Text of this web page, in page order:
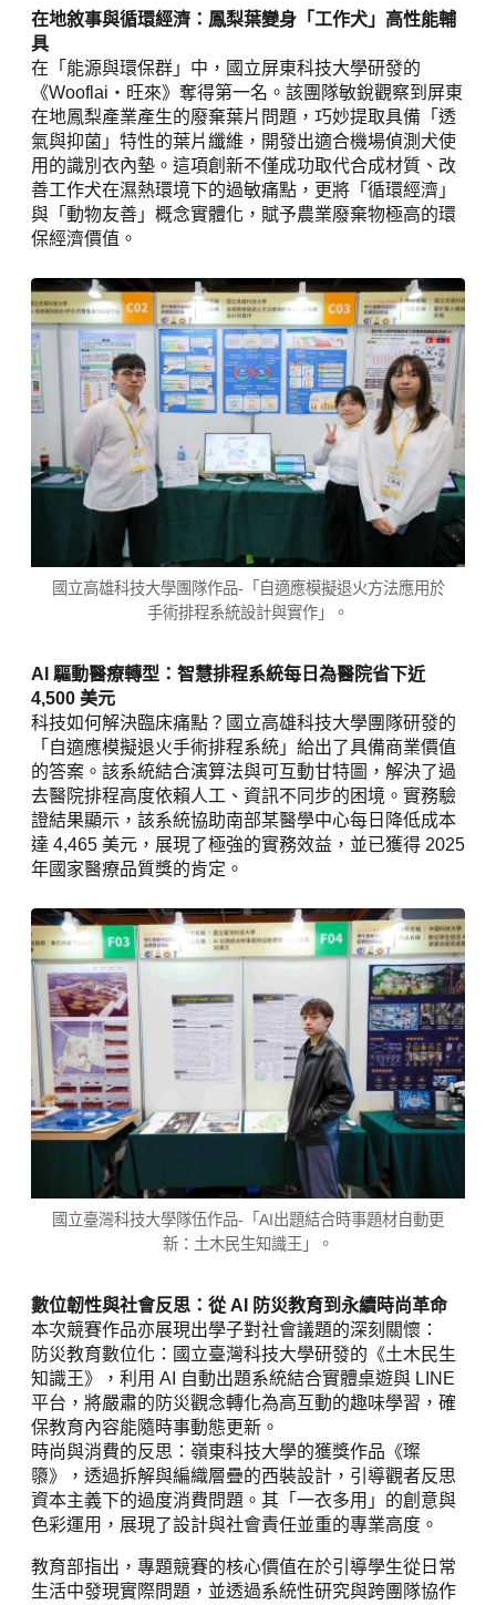
在地敘事與循環經濟：鳳梨葉變身「工作犬」高性能輔
具
在「能源與環保群」中，國立屏東科技大學研發的
《Wooflai・旺來》奪得第一名。該團隊敏銳觀察到屏東
在地鳳梨產業產生的廢棄葉片問題，巧妙提取具備「透
氣與抑菌」特性的葉片纖維，開發出適合機場偵測犬使
用的識別衣內墊。這項創新不僅成功取代合成材質、改
善工作犬在濕熱環境下的過敏痛點，更將「循環經濟」
與「動物友善」概念實體化，賦予農業廢棄物極高的環
保經濟價值。
國立高雄科技大學團隊作品-「自適應模擬退火方法應用於
手術排程系統設計與實作」。
AI 驅動醫療轉型：智慧排程系統每日為醫院省下近
4,500 美元
科技如何解決臨床痛點？國立高雄科技大學團隊研發的
「自適應模擬退火手術排程系統」給出了具備商業價值
的答案。該系統結合演算法與可互動甘特圖，解決了過
去醫院排程高度依賴人工、資訊不同步的困境。實務驗
證結果顯示，該系統協助南部某醫學中心每日降低成本
達 4,465 美元，展現了極強的實務效益，並已獲得 2025
年國家醫療品質獎的肯定。
國立臺灣科技大學隊伍作品-「AI出題結合時事題材自動更
新：土木民生知識王」。
數位韌性與社會反思：從 AI 防災教育到永續時尚革命
本次競賽作品亦展現出學子對社會議題的深刻關懷：
防災教育數位化：國立臺灣科技大學研發的《土木民生
知識王》，利用 AI 自動出題系統結合實體桌遊與 LINE
平台，將嚴肅的防災觀念轉化為高互動的趣味學習，確
保教育內容能隨時事動態更新。
時尚與消費的反思：嶺東科技大學的獲獎作品《璨
隳》，透過拆解與編織層疊的西裝設計，引導觀者反思
資本主義下的過度消費問題。其「一衣多用」的創意與
色彩運用，展現了設計與社會責任並重的專業高度。
教育部指出，專題競賽的核心價值在於引導學生從日常
生活中發現實際問題，並透過系統性研究與跨團隊協作